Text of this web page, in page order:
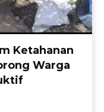
Ketahanan
Warga